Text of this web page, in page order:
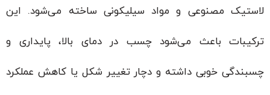
لاستیک مصنوعی و مواد سیلیکونی ساخته می‌شود. این
ترکیبات باعث می‌شود چسب در دمای بالا، پایداری و
چسبندگی خوبی داشته و دچار تغییر شکل یا کاهش عملکرد